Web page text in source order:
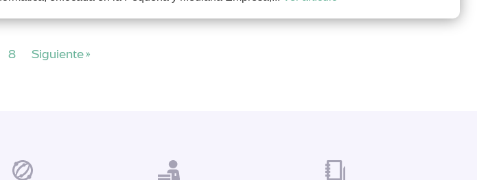
8 Siguiente »